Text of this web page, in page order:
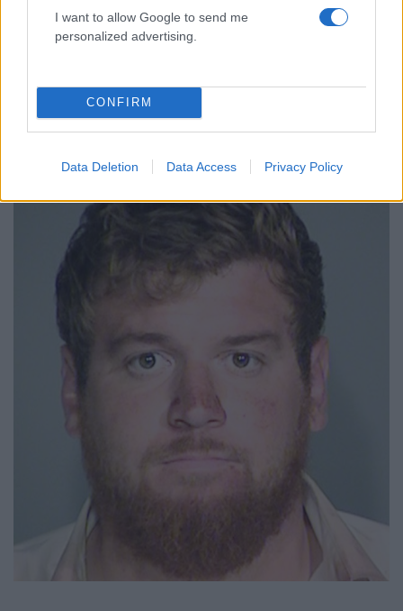
I want to allow Google to send me
personalized advertising.
CONFIRM
Data Deletion Data Access Privacy Policy
που βρίσκονται σε μια καταχρηστική σχέση. “Μην
τέτοιος άνθρωπος δεν σας αγαπά”.